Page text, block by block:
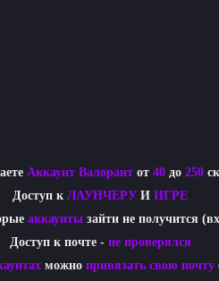
Аккаунт Валорант от 40 до 250
Доступ к ЛАУНЧЕРУ И ИГРЕ
аккаунтызайти не получится
Доступ к почте - не проверялся
можно привязать свою почту